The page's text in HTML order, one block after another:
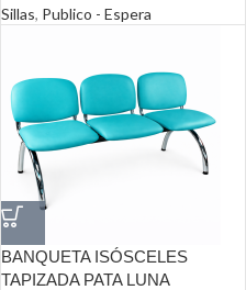
Sillas, Publico - Espera
BANQUETA ISÓSCELES
TAPIZADA PATA LUNA